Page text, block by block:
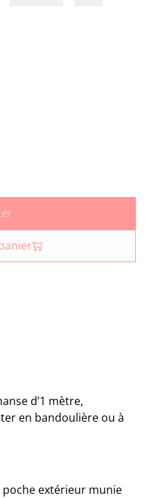
d’1 mètre,
en bandoulière ou à
extérieur munie